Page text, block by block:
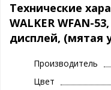
Удобная подставка 2в1:
Возможность настройки
использования.
Мощные лопасти и корпус
ударостойкость.
Светодиодный LED-
Емкость батареи
Технические
WALKER WFAN-
дисплей, (мятая
Производитель
Цвет